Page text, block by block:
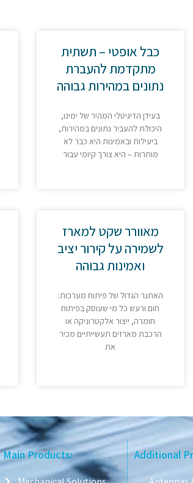
כבל אופטי – תשתית
מתקדמת להעברת
נתונים במהירות גבוהה
בעידן הדיגיטלי המהיר של ימינו,
היכולת להעביר נתונים במהירות,
ביעילות ובאמינות היא כבר לא
מותרות – היא צורך קיומי עבור
מאוורר שקט למארז
לשמירה על קירור יציב
ואמינות גבוהה
האתגר הגדול של פיתוח מערכות:
חום ורעש כל מי שעוסק בפיתוח
חומרה, ייצור אלקטרוניקה או
הרכבת מארזים תעשייתיים מכיר
את
Main Products: Additional